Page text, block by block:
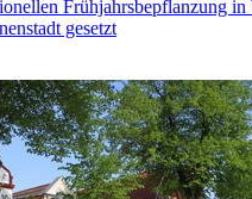
Frühjahrsbepflanzung in
gesetzt